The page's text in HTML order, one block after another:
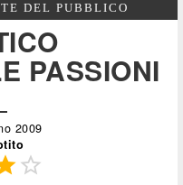
DEL PUBBLICO
PASSIONI
2009
